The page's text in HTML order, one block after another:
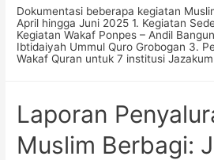
Dokumentasi beberapa kegiatan
April hingga Juni 2025 1. Kegiatan
Kegiatan Wakaf Ponpes – Andil
Ibtidaiyah Ummul Quro Grobogan 3.
Wakaf Quran untuk 7 institusi
Laporan
Muslim Berbagi: